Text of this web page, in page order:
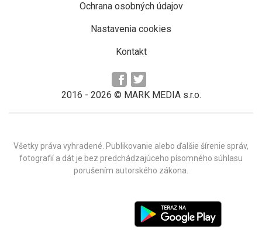
Ochrana osobných údajov
Nastavenia cookies
Kontakt
2016 - 2026 © MARK MEDIA s.r.o.
Všetky práva vyhradené. Publikovanie alebo ďalšie šírenie správ,
fotografií a dát je bez predchádzajúceho písomného súhlasu
porušením autorského zákona.